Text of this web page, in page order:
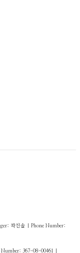
곽진솔 | Phone Number:
367-08-00461